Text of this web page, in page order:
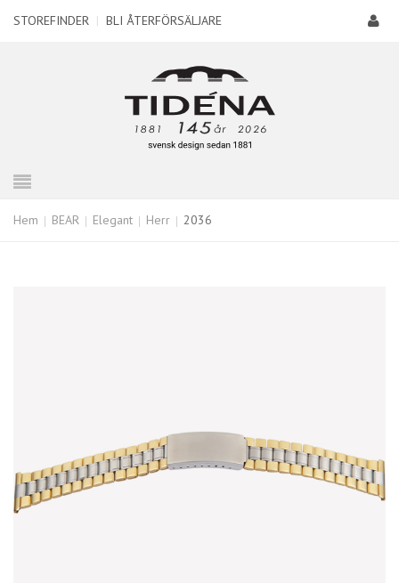
STOREFINDER | BLI ÅTERFÖRSÄLJARE
Hem BEAR Elegant Herr 2036